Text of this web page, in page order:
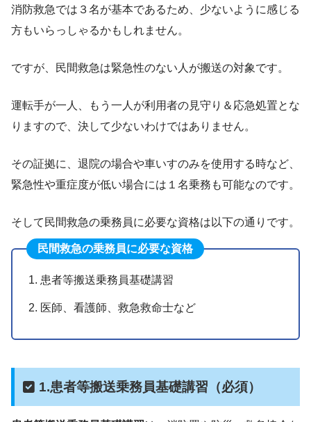
消防救急では３名が基本であるため、少ないように感じる
方もいらっしゃるかもしれません。
ですが、民間救急は緊急性のない人が搬送の対象です。
運転手が一人、もう一人が利用者の見守り＆応急処置とな
りますので、決して少ないわけではありません。
その証拠に、退院の場合や車いすのみを使用する時など、
緊急性や重症度が低い場合には１名乗務も可能なのです。
そして民間救急の乗務員に必要な資格は以下の通りです。
民間救急の乗務員に必要な資格
患者等搬送乗務員基礎講習
医師、看護師、救急救命士など
1.患者等搬送乗務員基礎講習（必須）